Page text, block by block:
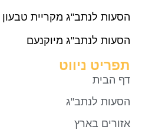
הסעות לנתב"ג מקריית טבעון
הסעות לנתב"ג מיוקנעם
תפריט ניווט
דף הבית
הסעות לנתב"ג
אזורים בארץ